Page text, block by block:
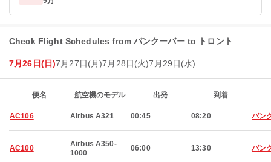
Check Flight Schedules from バンクーバー to トロント
7月26日(日)7月27日(月)7月28日(火)7月29日(水)
便名 航空機のモデル 出発 到着
AC106 Airbus A321 00:45 08:20 バン
AC100
Airbus A350-
1000
06:00 13:30 バン